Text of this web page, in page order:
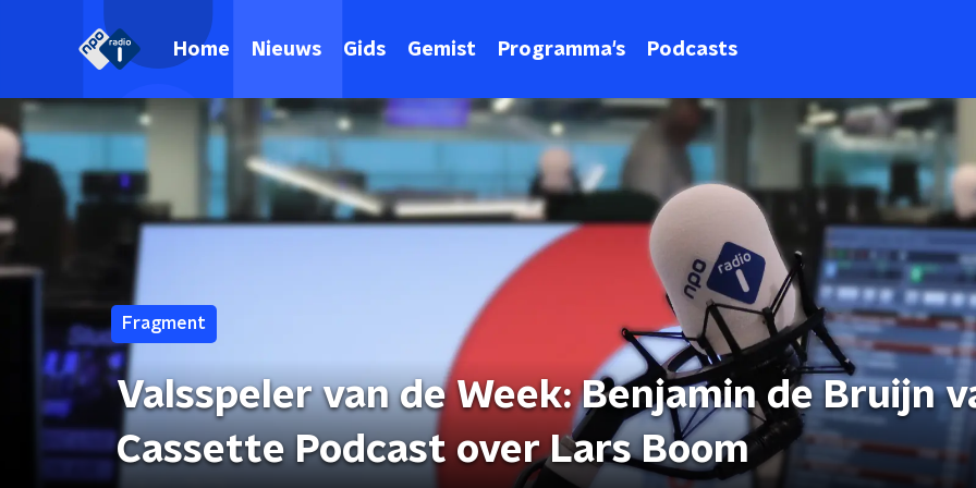
Home Nieuws Gids Gemist Programma's Podcasts
Fragment
Valsspeler van de Week: Benjamin de Bruijn
Cassette Podcast over Lars Boom